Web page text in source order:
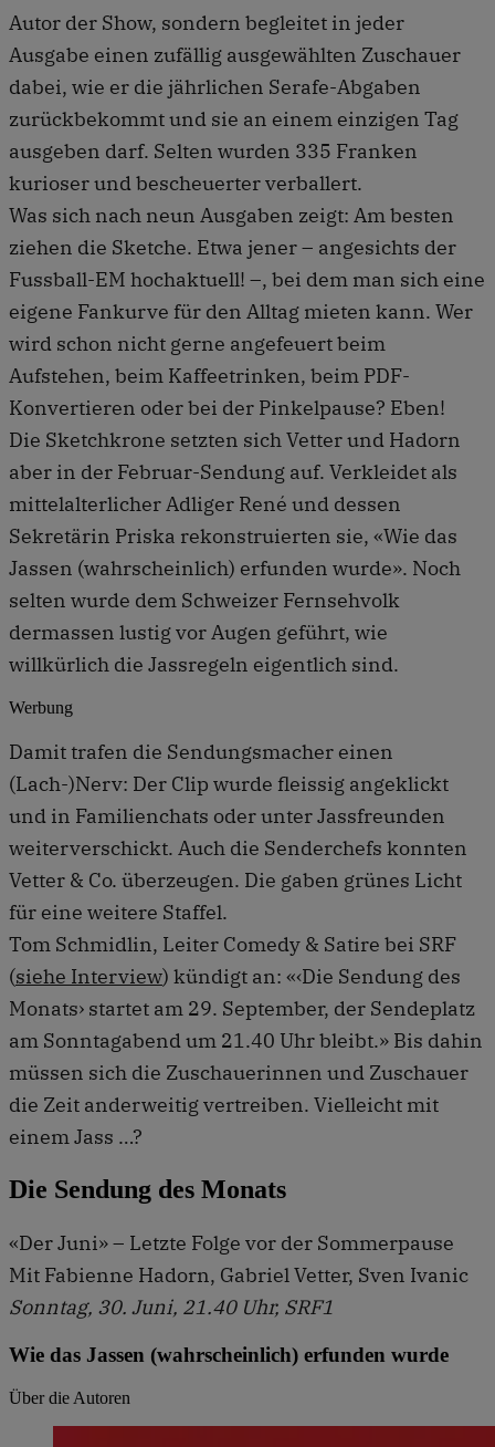
Autor der Show, sondern begleitet in jeder
Ausgabe einen zufällig ausgewählten Zuschauer
dabei, wie er die jährlichen Serafe-Abgaben
zurückbekommt und sie an einem einzigen Tag
ausgeben darf. Selten wurden 335 Franken
kurioser und bescheuerter verballert.
Was sich nach neun Ausgaben zeigt: Am besten
ziehen die Sketche. Etwa jener – angesichts der
Fussball-EM hochaktuell! –, bei dem man sich eine
eigene Fankurve für den Alltag mieten kann. Wer
wird schon nicht gerne angefeuert beim
Aufstehen, beim Kaffeetrinken, beim PDF-
Konvertieren oder bei der Pinkelpause? Eben!
Die Sketchkrone setzten sich Vetter und Hadorn
aber in der Februar-Sendung auf. Verkleidet als
mittelalterlicher Adliger René und dessen
Sekretärin Priska rekonstruierten sie, «Wie das
Jassen (wahrscheinlich) erfunden wurde». Noch
selten wurde dem Schweizer Fernsehvolk
dermassen lustig vor Augen geführt, wie
willkürlich die Jassregeln eigentlich sind.
Werbung
Damit trafen die Sendungsmacher einen
(Lach-)Nerv: Der Clip wurde fleissig angeklickt
und in Familienchats oder unter Jassfreunden
weiterverschickt. Auch die Senderchefs konnten
Vetter & Co. überzeugen. Die gaben grünes Licht
für eine weitere Staffel.
Tom Schmidlin, Leiter Comedy & Satire bei SRF
(siehe Interview) kündigt an: «‹Die Sendung des
Monats› startet am 29. September, der Sendeplatz
am Sonntagabend um 21.40 Uhr bleibt.» Bis dahin
müssen sich die Zuschauerinnen und Zuschauer
die Zeit anderweitig vertreiben. Vielleicht mit
einem Jass …?
Die Sendung des Monats
«Der Juni» – Letzte Folge vor der Sommerpause
Mit Fabienne Hadorn, Gabriel Vetter, Sven Ivanic
Sonntag, 30. Juni, 21.40 Uhr, SRF1
Wie das Jassen (wahrscheinlich) erfunden wurde
Über die Autoren